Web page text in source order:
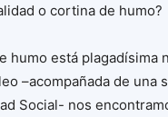
o cortina de humo?
humo está plagadísima
–acompañada de
Social- nos